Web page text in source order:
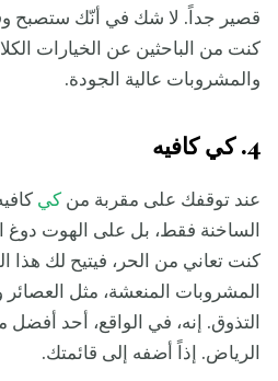
قصير جداً. لا شك في أنّك ستصبح
كنت من الباحثين عن الخيارات
والمشروبات عالية الجودة.
4. كي كافيه
عند توقفك على مقربة من كي
الساخنة فقط، بل على الهوت دوغ
كنت تعاني من الحر، فيتيح لك
المشروبات المنعشة، مثل
التذوق. إنه، في الواقع، أحد
الرياض. إذاً أضفه إلى قائمتك.